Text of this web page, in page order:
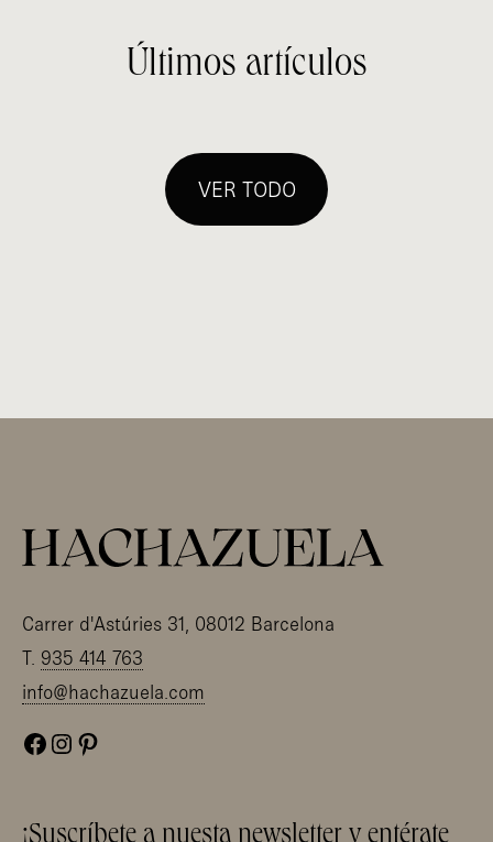
Últimos artículos
VER TODO
Carrer d'Astúries 31, 08012 Barcelona
T. 935 414 763
info@hachazuela.com
Facebook
Instagram
Pinterest